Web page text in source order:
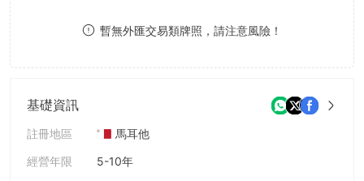
暫無外匯交易類牌照，請注意風險！
基礎資訊
註冊地區
馬耳他
經營年限
5-10年